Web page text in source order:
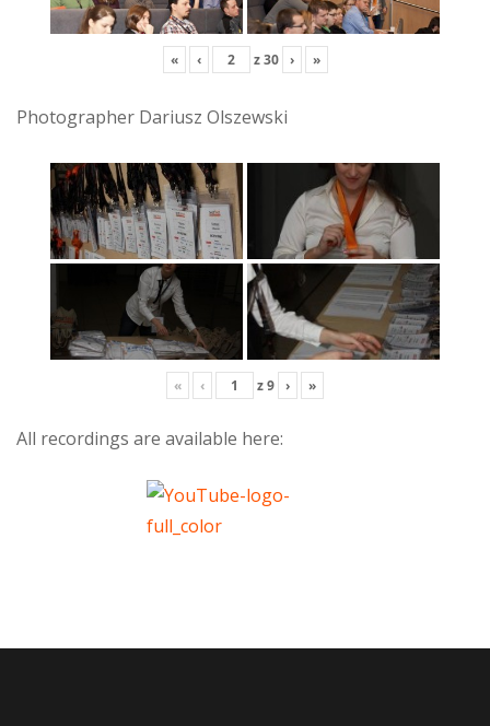
« ‹ z30 › »
Photographer Dariusz Olszewski
« ‹ z9 › »
All recordings are available here: